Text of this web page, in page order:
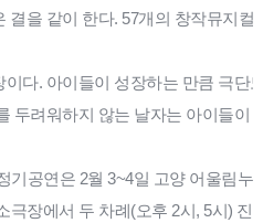
결을 같이 한다. 57개의 창작뮤지
다. 아이들이 성장하는 만큼 극단
두려워하지 않는 날자는 아이들이
기공연은 2월 3~4일 고양 어울림
극장에서 두 차례(오후 2시, 5시) 진